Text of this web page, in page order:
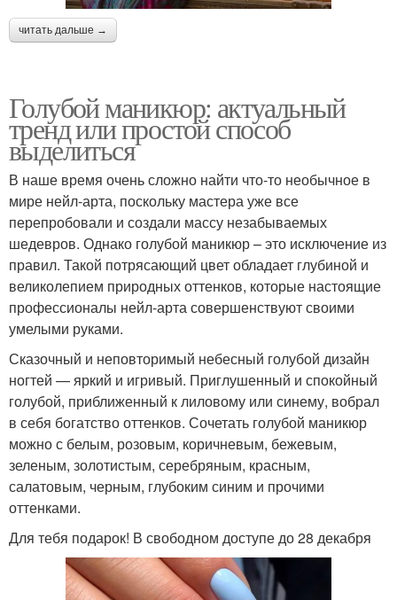
читать дальше →
Голубой маникюр: актуальный
тренд или простой способ
выделиться
В наше время очень сложно найти что-то необычное в
мире нейл-арта, поскольку мастера уже все
перепробовали и создали массу незабываемых
шедевров. Однако голубой маникюр – это исключение из
правил. Такой потрясающий цвет обладает глубиной и
великолепием природных оттенков, которые настоящие
профессионалы нейл-арта совершенствуют своими
умелыми руками.
Сказочный и неповторимый небесный голубой дизайн
ногтей — яркий и игривый. Приглушенный и спокойный
голубой, приближенный к лиловому или синему, вобрал
в себя богатство оттенков. Сочетать голубой маникюр
можно с белым, розовым, коричневым, бежевым,
зеленым, золотистым, серебряным, красным,
салатовым, черным, глубоким синим и прочими
оттенками.
Для тебя подарок! В свободном доступе до 28 декабря